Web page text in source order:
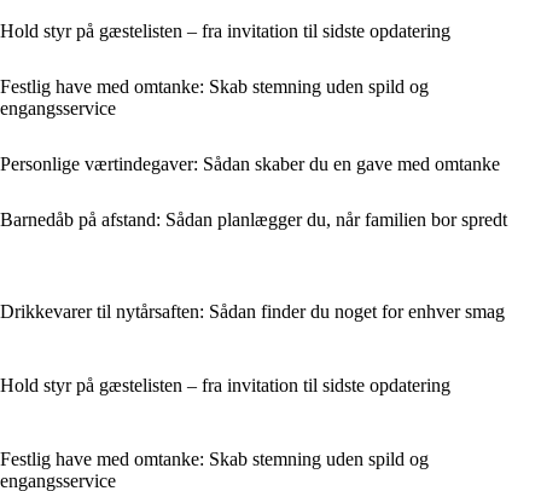
Hold styr på gæstelisten – fra invitation til sidste opdatering
Festlig have med omtanke: Skab stemning uden spild og
engangsservice
Personlige værtindegaver: Sådan skaber du en gave med omtanke
Barnedåb på afstand: Sådan planlægger du, når familien bor spredt
Drikkevarer til nytårsaften: Sådan finder du noget for enhver smag
Hold styr på gæstelisten – fra invitation til sidste opdatering
Festlig have med omtanke: Skab stemning uden spild og
engangsservice